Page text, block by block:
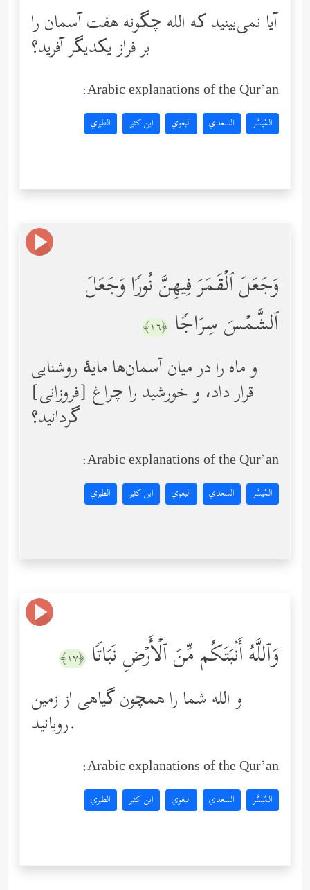
آیا نمی‌بینید که الله چگونه هفت آسمان را
بر فراز یکدیگر آفرید؟
Arabic explanations of the Qur’an:
المُيسَّر السعدي البغوي ابن كثير الطبري
وَجَعَلَ ٱلۡقَمَرَ فِیهِنَّ نُورࣰا وَجَعَلَ
ٱلشَّمۡسَ سِرَاجࣰا ﴿١٦﴾
و ماه را در میان آسمان‌ها مایۀ روشنایی
قرار داد، و خورشید را چراغ [فروزانی]
گردانید؟
Arabic explanations of the Qur’an:
المُيسَّر السعدي البغوي ابن كثير الطبري
وَٱللَّهُ أَنۢبَتَكُم مِّنَ ٱلۡأَرۡضِ نَبَاتࣰا ﴿١٧﴾
و الله شما را همچون گیاهی از زمین
رویانید.
Arabic explanations of the Qur’an:
المُيسَّر السعدي البغوي ابن كثير الطبري